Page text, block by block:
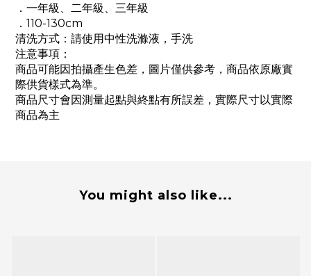
．一年級、二年級、三年級
．110-130cm
清洗方式：請使用中性洗滌液，手洗
注意事項：
商品可能因拍攝產生色差，圖片僅供參考，商品依原廠實
際供貨樣式為準。
商品尺寸會因測量起點與終點有所誤差，實際尺寸以實際
商品為主
You might also like...